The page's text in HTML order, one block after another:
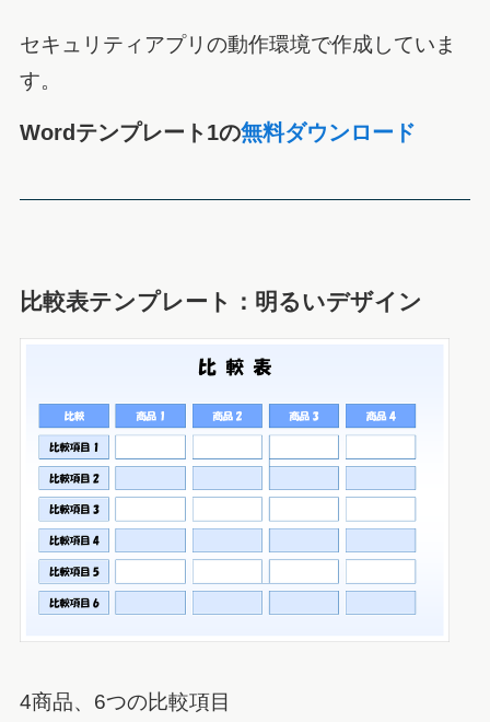
セキュリティアプリの動作環境で作成していま
す。
Wordテンプレート1の無料ダウンロード
比較表テンプレート：明るいデザイン
4商品、6つの比較項目